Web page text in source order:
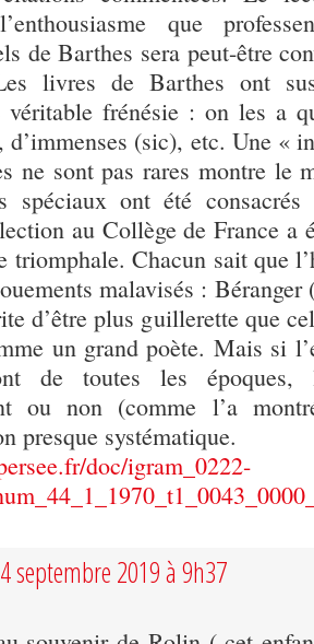
que
de Barthes sera peut-être
livres de Barthes ont
véritable frénésie : on les a
d’immenses (sic), etc. Une «
ne sont pas rares montre le
spéciaux ont été
au Collège de France a
triomphale. Chacun sait que
malavisés : Béranger
d’être plus guillerette que
un grand poète. Mais si
de toutes les époques,
ou non (comme l’a
presque systématique.
doc/igram_0222-
4 septembre 2019 à 9h37